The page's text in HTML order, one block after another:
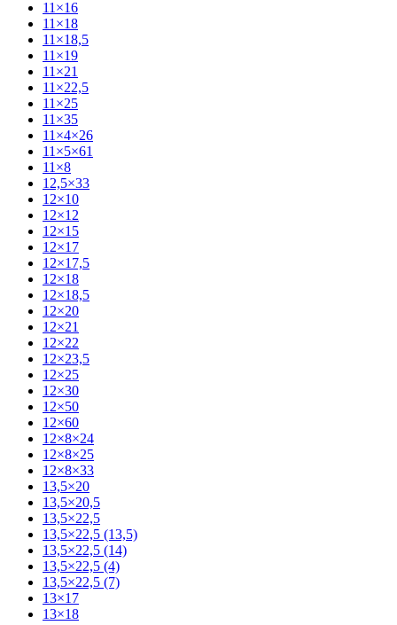
11×16
11×18
11×18,5
11×19
11×21
11×22,5
11×25
11×35
11×4×26
11×5×61
11×8
12,5×33
12×10
12×12
12×15
12×17
12×17,5
12×18
12×18,5
12×20
12×21
12×22
12×23,5
12×25
12×30
12×50
12×60
12×8×24
12×8×25
12×8×33
13,5×20
13,5×20,5
13,5×22,5
13,5×22,5 (13,5)
13,5×22,5 (14)
13,5×22,5 (4)
13,5×22,5 (7)
13×17
13×18